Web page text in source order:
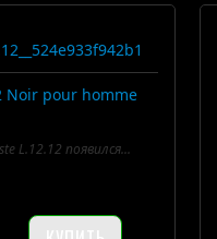
Noir pour homme
L.12.12 появился...